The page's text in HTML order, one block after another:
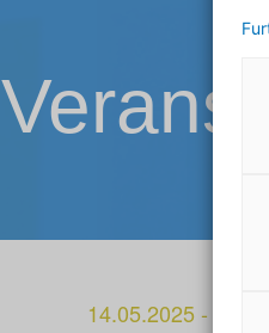
14.05.2025-